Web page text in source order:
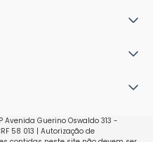
Avenida Guerino Oswaldo 313 -
58 013 | Autorização de